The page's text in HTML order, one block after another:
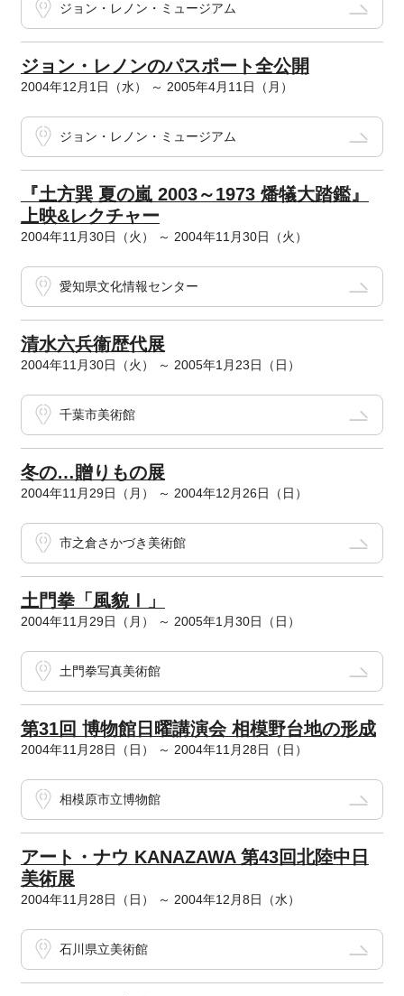
ジョン・レノン・ミュージアム
ジョン・レノンのパスポート全公開
2004年12月1日（水） ～ 2005年4月11日（月）
ジョン・レノン・ミュージアム
『土方巽 夏の嵐 2003～1973 燔犠大踏鑑』
上映&レクチャー
2004年11月30日（火） ～ 2004年11月30日（火）
愛知県文化情報センター
清水六兵衞歴代展
2004年11月30日（火） ～ 2005年1月23日（日）
千葉市美術館
冬の…贈りもの展
2004年11月29日（月） ～ 2004年12月26日（日）
市之倉さかづき美術館
土門拳「風貌Ⅰ」
2004年11月29日（月） ～ 2005年1月30日（日）
土門拳写真美術館
第31回 博物館日曜講演会 相模野台地の形成
2004年11月28日（日） ～ 2004年11月28日（日）
相模原市立博物館
アート・ナウ KANAZAWA 第43回北陸中日
美術展
2004年11月28日（日） ～ 2004年12月8日（水）
石川県立美術館